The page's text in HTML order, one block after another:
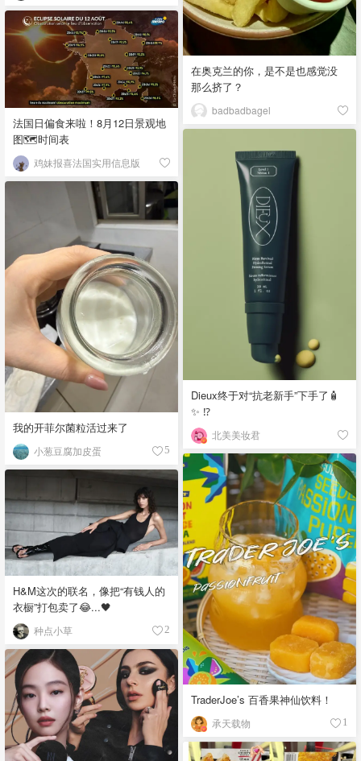
在奥克兰的你，是不是也感觉没
那么挤了？
badbadbagel
法国日偏食来啦！8月12日景观地
图🗺️时间表
鸡妹报喜法国实用信息版
Dieux终于对“抗老新手”下手了🧴
✨ ⁉️
北美美妆君
我的开菲尔菌粒活过来了
小葱豆腐加皮蛋 5
TraderJoe’s 百香果神仙饮料！
承天载物 1
H&M这次的联名，像把“有钱人的
衣橱”打包卖了😂...🖤
种点小草 2